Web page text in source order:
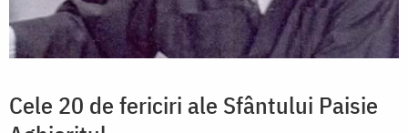
Cele 20 de fericiri ale Sfântului Paisie